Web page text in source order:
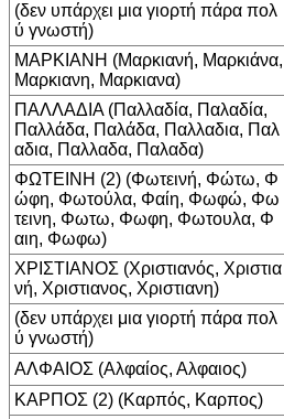
(δεν υπάρχει μια γιορτή πάρα πολ
ύ γνωστή)
ΜΑΡΚΙΑΝΗ (Μαρκιανή, Μαρκιάνα,
Μαρκιανη, Μαρκιανα)
ΠΑΛΛΑΔΙΑ (Παλλαδία, Παλαδία,
Παλλάδα, Παλάδα, Παλλαδια, Παλ
αδια, Παλλαδα, Παλαδα)
ΦΩΤΕΙΝΗ (2) (Φωτεινή, Φώτω, Φ
ώφη, Φωτούλα, Φαίη, Φωφώ, Φω
τεινη, Φωτω, Φωφη, Φωτουλα, Φ
αιη, Φωφω)
ΧΡΙΣΤΙΑΝΟΣ (Χριστιανός, Χριστια
νή, Χριστιανος, Χριστιανη)
(δεν υπάρχει μια γιορτή πάρα πολ
ύ γνωστή)
ΑΛΦΑΙΟΣ (Αλφαίος, Αλφαιος)
ΚΑΡΠΟΣ (2) (Καρπός, Καρπος)